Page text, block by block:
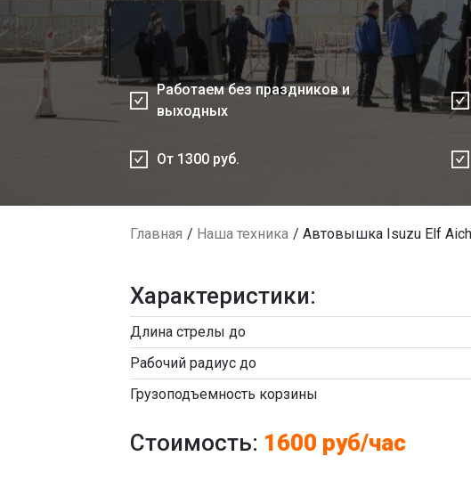
Работаем без праздников и
выходных
От 1300 руб.
Главная Наша техника Автовышка Isuzu Elf
Характеристики:
Длина стрелы до
Рабочий радиус до
Грузоподъемность корзины
Стоимость: 1600 руб/час